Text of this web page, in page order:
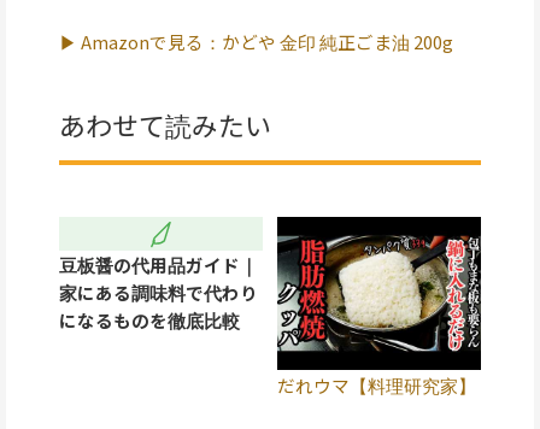
▶ Amazonで見る：かどや 金印 純正ごま油 200g
あわせて読みたい
豆板醤の代用品ガイド｜
家にある調味料で代わり
になるものを徹底比較
だれウマ【料理研究家】